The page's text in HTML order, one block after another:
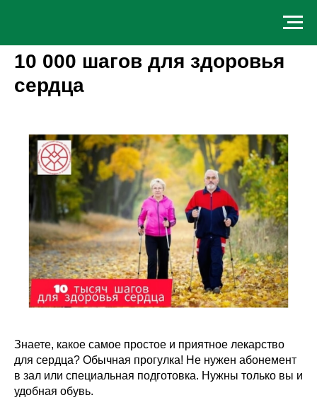
10 000 шагов для здоровья
сердца
Знаете, какое самое простое и приятное лекарство
для сердца? Обычная прогулка! Не нужен абонемент
в зал или специальная подготовка. Нужны только вы и
удобная обувь.